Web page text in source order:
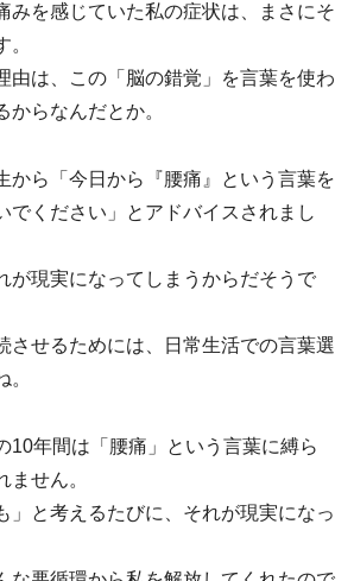
みを感じていた私の症状は、まさにそ
由は、この「脳の錯覚」を言葉を使わ
からなんだとか。
から「今日から『腰痛』という言葉を
でください」とアドバイスされまし
が現実になってしまうからだそうで
させるためには、日常生活での言葉選
10年間は「腰痛」という言葉に縛ら
ません。
」と考えるたびに、それが現実になっ